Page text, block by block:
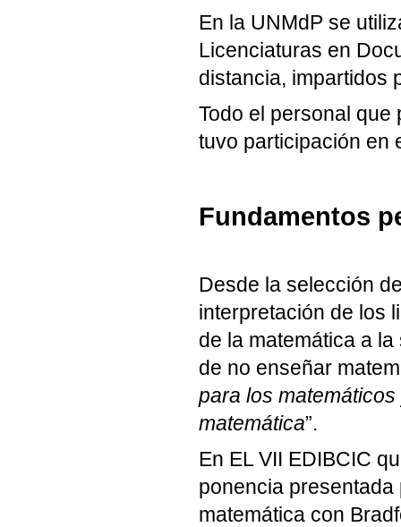
En la UNMdP se
Licenciaturas en
distancia, impartidos
Todo el personal
tuvo participación en
Fundamentos
Desde la selección
interpretación de los
de la matemática a
de no enseñar
para los
matemática”.
En EL VII EDIBCIC
ponencia
matemática con